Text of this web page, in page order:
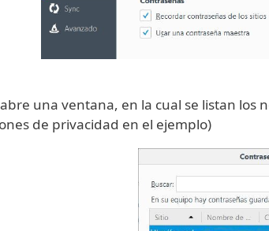
una ventana, en la cual se listan los
de privacidad en el ejemplo)